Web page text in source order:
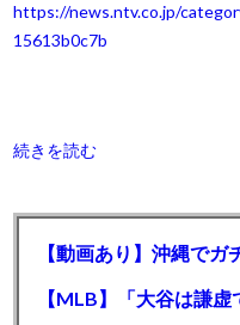
https://news.ntv.co.jp/
15613b0c7b
続きを読む
【動画あり】沖縄で